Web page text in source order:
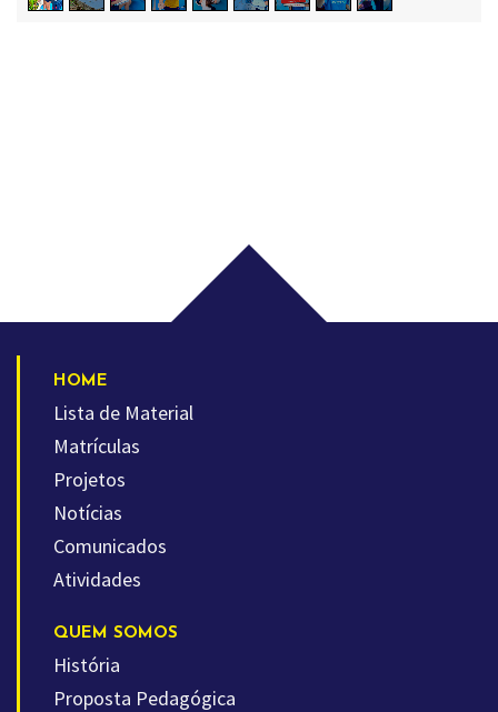
HOME
Lista de Material
Matrículas
Projetos
Notícias
Comunicados
Atividades
QUEM SOMOS
História
Proposta Pedagógica